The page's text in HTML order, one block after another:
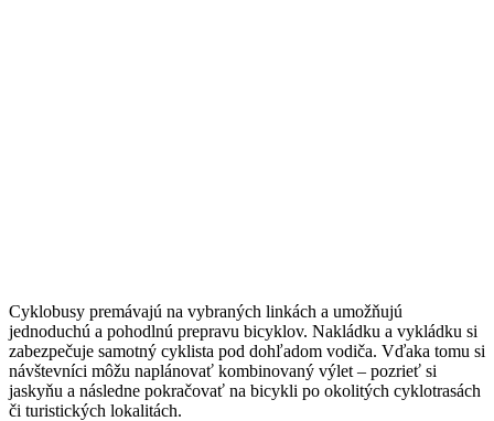
Cyklobusy premávajú na vybraných linkách a umožňujú
jednoduchú a pohodlnú prepravu bicyklov. Nakládku a vykládku si
zabezpečuje samotný cyklista pod dohľadom vodiča. Vďaka tomu si
návštevníci môžu naplánovať kombinovaný výlet – pozrieť si
jaskyňu a následne pokračovať na bicykli po okolitých cyklotrasách
či turistických lokalitách.